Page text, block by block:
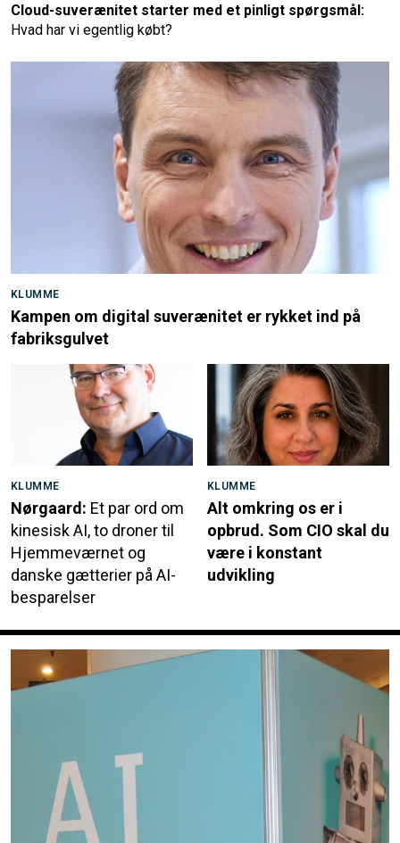
Cloud-suverænitet starter med et pinligt spørgsmål:
Hvad har vi egentlig købt?
KLUMME
Kampen om digital suverænitet er rykket ind på
fabriksgulvet
KLUMME
Nørgaard: Et par ord om
kinesisk AI, to droner til
Hjemmeværnet og
danske gætterier på AI-
besparelser
KLUMME
Alt omkring os er i
opbrud. Som CIO skal du
være i konstant
udvikling